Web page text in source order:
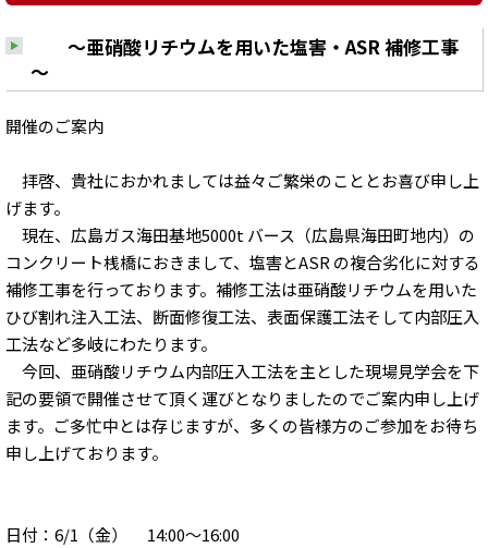
～亜硝酸リチウムを用いた塩害・ASR 補修工事
～
開催のご案内
拝啓、貴社におかれましては益々ご繁栄のこととお喜び申し上
げます。
現在、広島ガス海田基地5000t バース（広島県海田町地内）の
コンクリート桟橋におきまして、塩害とASR の複合劣化に対する
補修工事を行っております。補修工法は亜硝酸リチウムを用いた
ひび割れ注入工法、断面修復工法、表面保護工法そして内部圧入
工法など多岐にわたります。
今回、亜硝酸リチウム内部圧入工法を主とした現場見学会を下
記の要領で開催させて頂く運びとなりましたのでご案内申し上げ
ます。ご多忙中とは存じますが、多くの皆様方のご参加をお待ち
申し上げております。
日付：6/1（金） 14:00～16:00